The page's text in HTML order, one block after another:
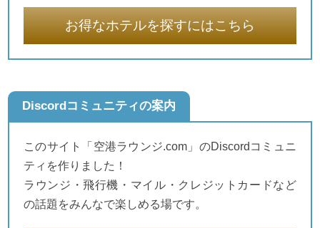
お得なホテルを探すにはこちら
Discordコミュニティの案内
このサイト「空港ラウンジ.com」のDiscordコミュニ
ティを作りました！
ラウンジ・飛行機・マイル・クレジットカードなど
の話題をみんなで楽しめる場です。